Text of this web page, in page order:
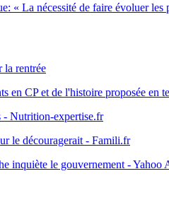
« La nécessité de faire évoluer les
la rentrée
en CP et de l'histoire proposée en
- Nutrition-expertise.fr
le découragerait - Famili.fr
inquiète le gouvernement - Yahoo